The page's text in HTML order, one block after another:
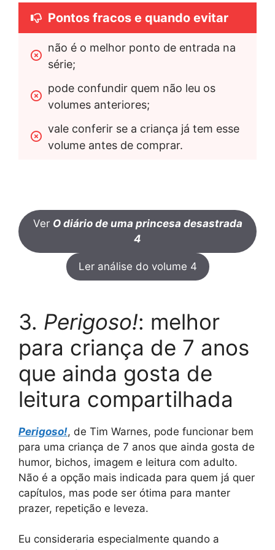
Pontos fracos e quando evitar
não é o melhor ponto de entrada na
série;
pode confundir quem não leu os
volumes anteriores;
vale conferir se a criança já tem esse
volume antes de comprar.
Ver O diário de uma princesa desastrada
4
Ler análise do volume 4
3. Perigoso!: melhor
para criança de 7 anos
que ainda gosta de
leitura compartilhada
Perigoso!, de Tim Warnes, pode funcionar bem
para uma criança de 7 anos que ainda gosta de
humor, bichos, imagem e leitura com adulto.
Não é a opção mais indicada para quem já quer
capítulos, mas pode ser ótima para manter
prazer, repetição e leveza.
Eu consideraria especialmente quando a